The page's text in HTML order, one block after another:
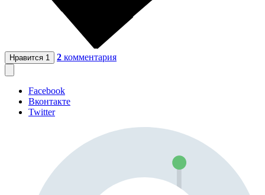
Нравится 1 2 комментария
Facebook
Вконтакте
Twitter